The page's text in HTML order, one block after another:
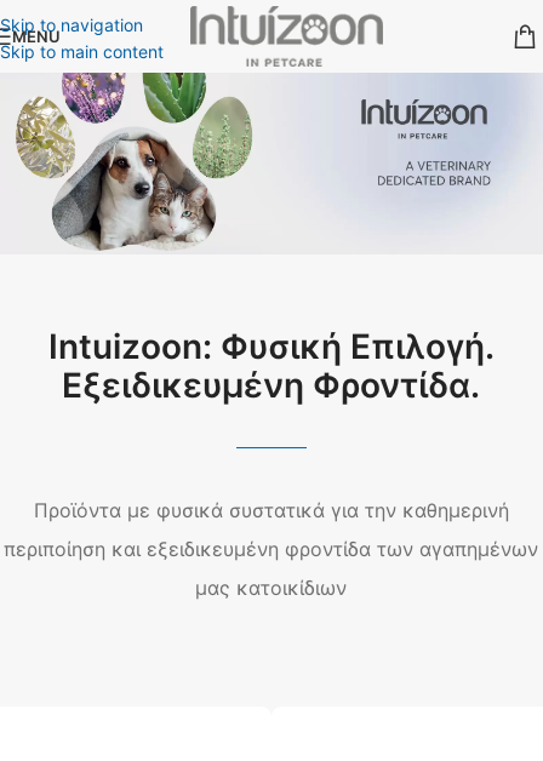
Skip to navigation
Skip to main content
MENU
Intuizoon: Φυσική Επιλογή.
Εξειδικευμένη Φροντίδα.
Προϊόντα με φυσικά συστατικά για την καθημερινή
περιποίηση και εξειδικευμένη φροντίδα των αγαπημένων
μας κατοικίδιων